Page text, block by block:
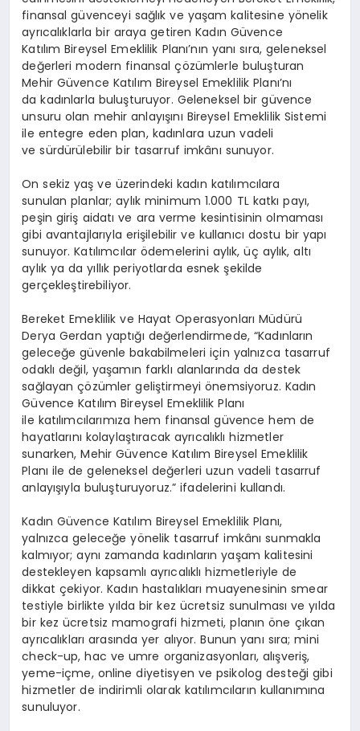
finansal güvenceyi sağlık ve yaşam kalitesine yönelik
ayrıcalıklarla bir araya getiren Kadın Güvence
Katılım Bireysel Emeklilik Planı’nın yanı sıra, geleneksel
değerleri modern finansal çözümlerle buluşturan
Mehir Güvence Katılım Bireysel Emeklilik Planı’nı
da kadınlarla buluşturuyor. Geleneksel bir güvence
unsuru olan mehir anlayışını Bireysel Emeklilik Sistemi
ile entegre eden plan, kadınlara uzun vadeli
ve sürdürülebilir bir tasarruf imkânı sunuyor.
On sekiz yaş ve üzerindeki kadın katılımcılara
sunulan planlar; aylık minimum 1.000 TL katkı payı,
peşin giriş aidatı ve ara verme kesintisinin olmaması
gibi avantajlarıyla erişilebilir ve kullanıcı dostu bir yapı
sunuyor. Katılımcılar ödemelerini aylık, üç aylık, altı
aylık ya da yıllık periyotlarda esnek şekilde
gerçekleştirebiliyor.
Bereket Emeklilik ve Hayat Operasyonları Müdürü
Derya Gerdan yaptığı değerlendirmede, “Kadınların
geleceğe güvenle bakabilmeleri için yalnızca tasarruf
odaklı değil, yaşamın farklı alanlarında da destek
sağlayan çözümler geliştirmeyi önemsiyoruz. Kadın
Güvence Katılım Bireysel Emeklilik Planı
ile katılımcılarımıza hem finansal güvence hem de
hayatlarını kolaylaştıracak ayrıcalıklı hizmetler
sunarken, Mehir Güvence Katılım Bireysel Emeklilik
Planı ile de geleneksel değerleri uzun vadeli tasarruf
anlayışıyla buluşturuyoruz.” ifadelerini kullandı.
Kadın Güvence Katılım Bireysel Emeklilik Planı,
yalnızca geleceğe yönelik tasarruf imkânı sunmakla
kalmıyor; aynı zamanda kadınların yaşam kalitesini
destekleyen kapsamlı ayrıcalıklı hizmetleriyle de
dikkat çekiyor. Kadın hastalıkları muayenesininsmear
testiyle birlikte yılda bir kez ücretsiz sunulması ve yılda
bir kez ücretsiz mamografi hizmeti, planın öne çıkan
ayrıcalıkları arasında yer alıyor. Bunun yanı sıra; mini
check-up, hac ve umre organizasyonları, alışveriş,
yeme-içme, online diyetisyen ve psikolog desteği gibi
hizmetler de indirimli olarak katılımcıların kullanımına
sunuluyor.